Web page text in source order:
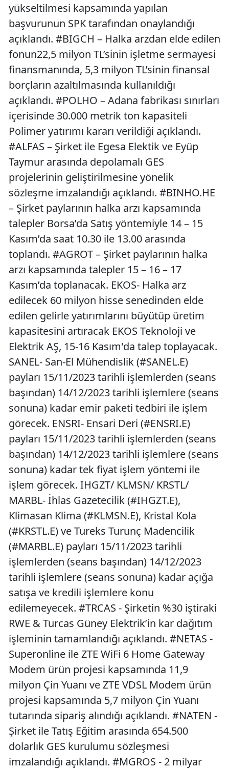
yükseltilmesi kapsamında yapılan
başvurunun SPK tarafından onaylandığı
açıklandı. #BIGCH – Halka arzdan elde edilen
fonun22,5 milyon TL’sinin işletme sermayesi
finansmanında, 5,3 milyon TL’sinin finansal
borçların azaltılmasında kullanıldığı
açıklandı. #POLHO – Adana fabrikası sınırları
içerisinde 30.000 metrik ton kapasiteli
Polimer yatırımı kararı verildiği açıklandı.
#ALFAS – Şirket ile Egesa Elektik ve Eyüp
Taymur arasında depolamalı GES
projelerinin geliştirilmesine yönelik
sözleşme imzalandığı açıklandı. #BINHO.HE
– Şirket paylarının halka arzı kapsamında
talepler Borsa’da Satış yöntemiyle 14 – 15
Kasım’da saat 10.30 ile 13.00 arasında
toplandı. #AGROT – Şirket paylarının halka
arzı kapsamında talepler 15 – 16 – 17
Kasım’da toplanacak. EKOS- Halka arz
edilecek 60 milyon hisse senedinden elde
edilen gelirle yatırımlarını büyütüp üretim
kapasitesini artıracak EKOS Teknoloji ve
Elektrik AŞ, 15-16 Kasım'da talep toplayacak.
SANEL- San-El Mühendislik (#SANEL.E)
payları 15/11/2023 tarihli işlemlerden (seans
başından) 14/12/2023 tarihli işlemlere (seans
sonuna) kadar emir paketi tedbiri ile işlem
görecek. ENSRI- Ensari Deri (#ENSRI.E)
payları 15/11/2023 tarihli işlemlerden (seans
başından) 14/12/2023 tarihli işlemlere (seans
sonuna) kadar tek fiyat işlem yöntemi ile
işlem görecek. IHGZT/ KLMSN/ KRSTL/
MARBL- İhlas Gazetecilik (#IHGZT.E),
Klimasan Klima (#KLMSN.E), Kristal Kola
(#KRSTL.E) ve Tureks Turunç Madencilik
(#MARBL.E) payları 15/11/2023 tarihli
işlemlerden (seans başından) 14/12/2023
tarihli işlemlere (seans sonuna) kadar açığa
satışa ve kredili işlemlere konu
edilemeyecek. #TRCAS - Şirketin %30 iştiraki
RWE & Turcas Güney Elektrik’in kar dağıtım
işleminin tamamlandığı açıklandı. #NETAS -
Superonline ile ZTE WiFi 6 Home Gateway
Modem ürün projesi kapsamında 11,9
milyon Çin Yuanı ve ZTE VDSL Modem ürün
projesi kapsamında 5,7 milyon Çin Yuanı
tutarında sipariş alındığı açıklandı. #NATEN -
Şirket ile Tatış Eğitim arasında 654.500
dolarlık GES kurulumu sözleşmesi
imzalandığı açıklandı. #MGROS - 2 milyar